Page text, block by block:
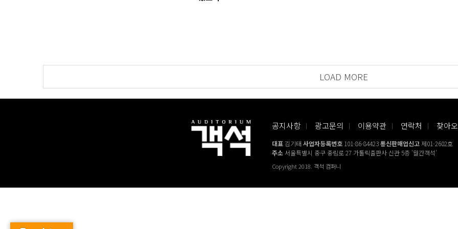
LOAD MORE
공지사항 광고문의 이용약관 연락처 찾아
대표김기태 사업자등록번호 101-86-84423통신판매업신고제01-2602호
주소서울특별시 중구 중림로 27 가톨릭출판사 신관 5층 '월간객석'
Copyright 2018. 객석 컴퍼니